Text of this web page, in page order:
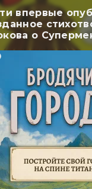
впервые
о